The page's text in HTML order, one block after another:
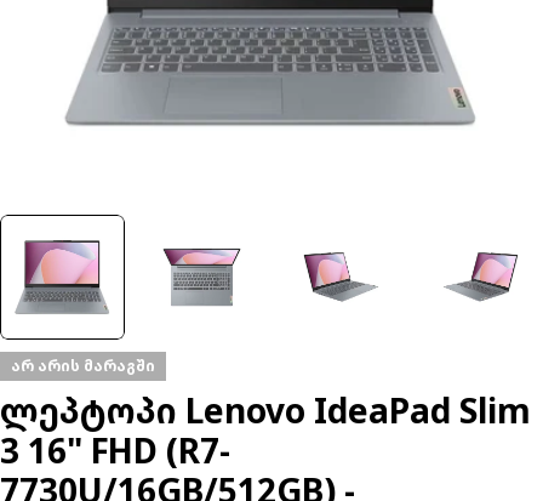
არ არის მარაგში
ლეპტოპი Lenovo IdeaPad Slim
3 16" FHD (R7-
7730U/16GB/512GB) -